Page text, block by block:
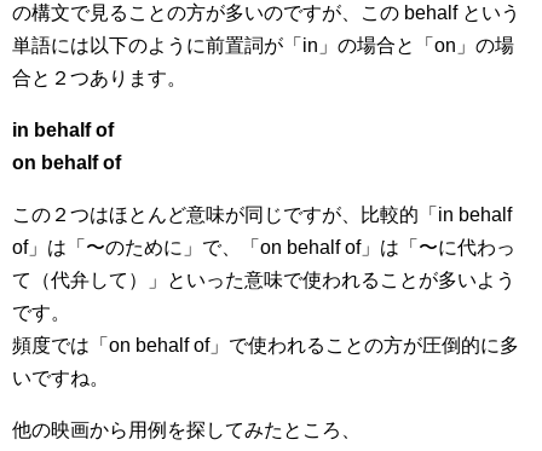
の構文で見ることの方が多いのですが、この behalf という
単語には以下のように前置詞が「in」の場合と「on」の場
合と２つあります。
in behalf of
on behalf of
この２つはほとんど意味が同じですが、比較的「in behalf
of」は「〜のために」で、「on behalf of」は「〜に代わっ
て（代弁して）」といった意味で使われることが多いよう
です。
頻度では「on behalf of」で使われることの方が圧倒的に多
いですね。
他の映画から用例を探してみたところ、